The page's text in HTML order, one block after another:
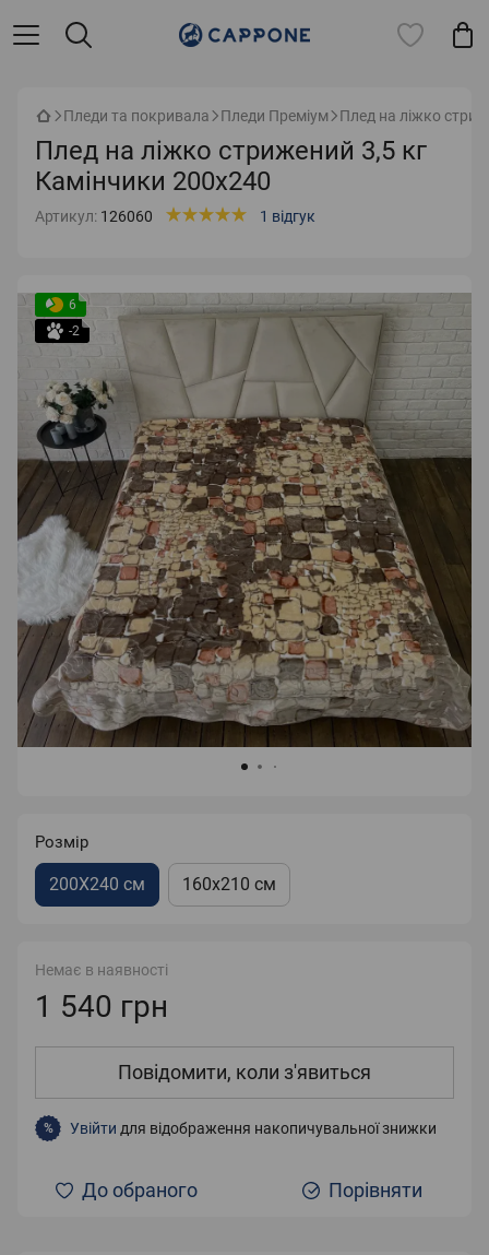
Пледи та покривала Пледи Преміум Плед на ліжко
Плед на ліжко стрижений 3,5 кг
Камінчики 200х240
Артикул: 126060 1 відгук
6
-2
Розмір
200Х240 см 160х210 см
Немає в наявності
1 540 грн
Повідомити, коли з'явиться
% Увійти для відображення накопичувальної знижки
До обраного Порівняти